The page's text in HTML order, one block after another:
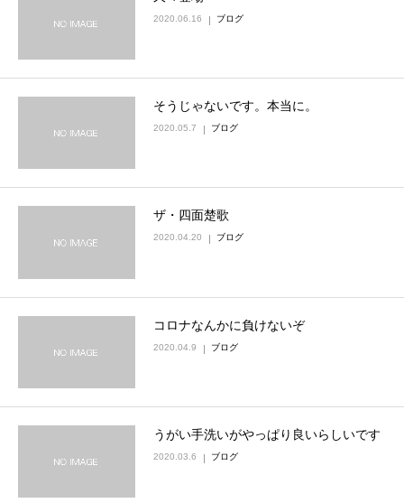
2020.06.16 ブログ
そうじゃないです。本当に。
2020.05.7 ブログ
ザ・四面楚歌
2020.04.20 ブログ
コロナなんかに負けないぞ
2020.04.9 ブログ
うがい手洗いがやっぱり良いらしいです
2020.03.6 ブログ